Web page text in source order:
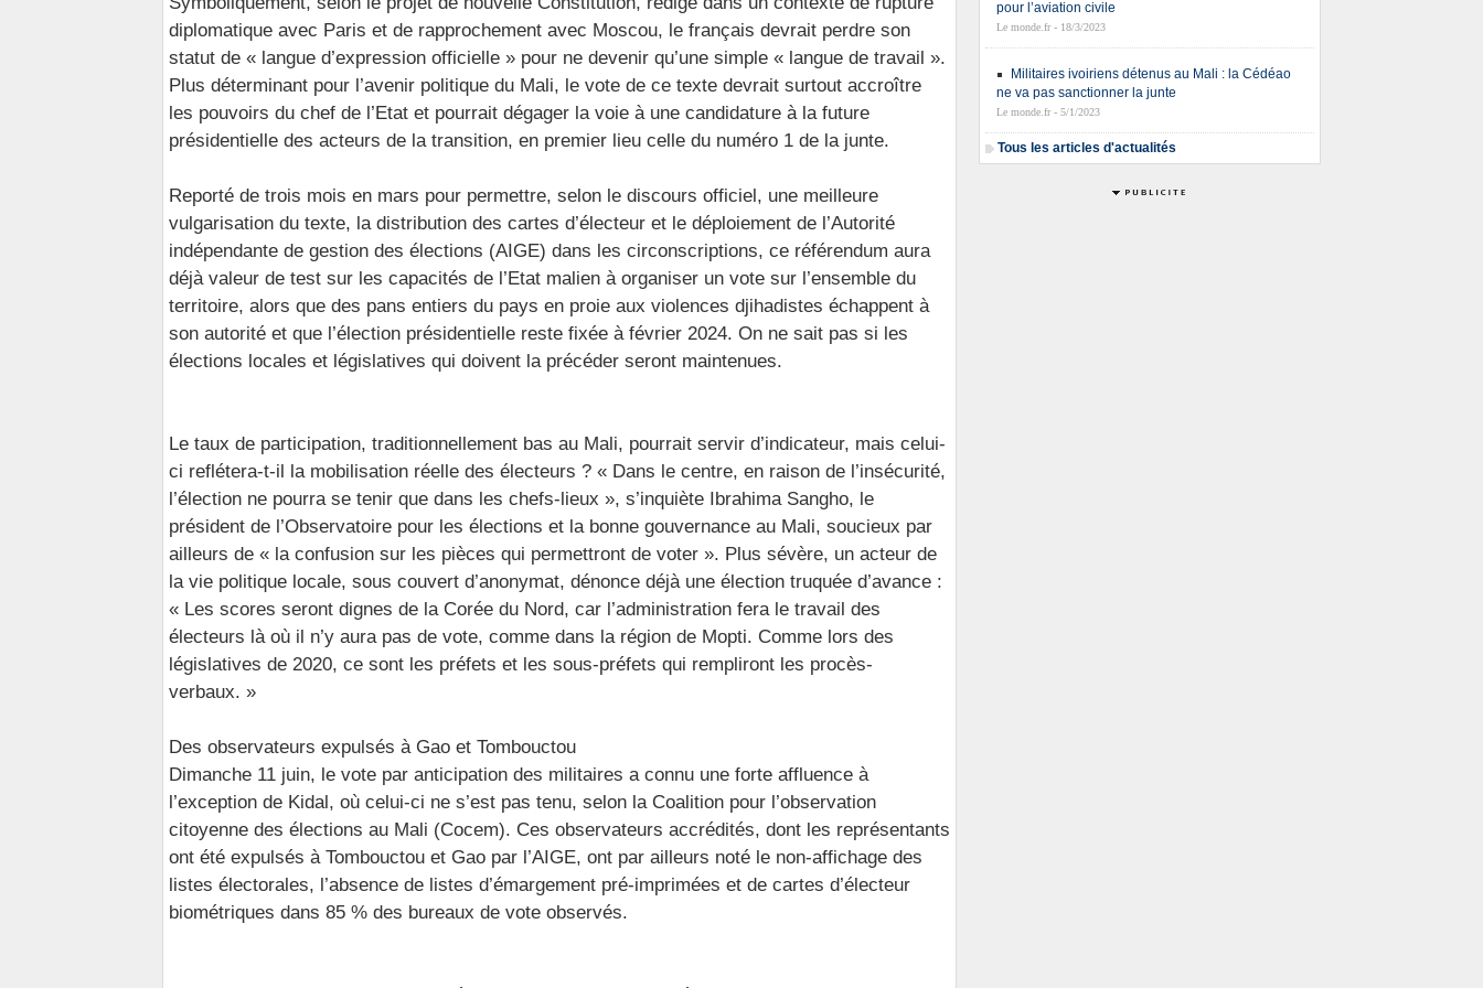
diplomatique avec Paris et de rapprochement avec Moscou, le français devrait perdre son
statut de « langue d’expression officielle » pour ne devenir qu’une simple « langue de travail ».
Plus déterminant pour l’avenir politique du Mali, le vote de ce texte devrait surtout accroître
les pouvoirs du chef de l’Etat et pourrait dégager la voie à une candidature à la future
présidentielle des acteurs de la transition, en premier lieu celle du numéro 1 de la junte.
Reporté de trois mois en mars pour permettre, selon le discours officiel, une meilleure
vulgarisation du texte, la distribution des cartes d’électeur et le déploiement de l’Autorité
indépendante de gestion des élections (AIGE) dans les circonscriptions, ce référendum aura
déjà valeur de test sur les capacités de l’Etat malien à organiser un vote sur l’ensemble du
territoire, alors que des pans entiers du pays en proie aux violences djihadistes échappent à
son autorité et que l’élection présidentielle reste fixée à février 2024. On ne sait pas si les
élections locales et législatives qui doivent la précéder seront maintenues.
Le taux de participation, traditionnellement bas au Mali, pourrait servir d’indicateur, mais celui-
ci reflétera-t-il la mobilisation réelle des électeurs ? « Dans le centre, en raison de l’insécurité,
l’élection ne pourra se tenir que dans les chefs-lieux », s’inquiète Ibrahima Sangho, le
président de l’Observatoire pour les élections et la bonne gouvernance au Mali, soucieux par
ailleurs de « la confusion sur les pièces qui permettront de voter ». Plus sévère, un acteur de
la vie politique locale, sous couvert d’anonymat, dénonce déjà une élection truquée d’avance :
« Les scores seront dignes de la Corée du Nord, car l’administration fera le travail des
électeurs là où il n’y aura pas de vote, comme dans la région de Mopti. Comme lors des
législatives de 2020, ce sont les préfets et les sous-préfets qui rempliront les procès-
verbaux. »
Des observateurs expulsés à Gao et Tombouctou
Dimanche 11 juin, le vote par anticipation des militaires a connu une forte affluence à
l’exception de Kidal, où celui-ci ne s’est pas tenu, selon la Coalition pour l’observation
citoyenne des élections au Mali (Cocem). Ces observateurs accrédités, dont les représentants
ont été expulsés à Tombouctou et Gao par l’AIGE, ont par ailleurs noté le non-affichage des
listes électorales, l’absence de listes d’émargement pré-imprimées et de cartes d’électeur
biométriques dans 85 % des bureaux de vote observés.
pour l’aviation civile
Le monde.fr - 18/3/2023
Militaires ivoiriens détenus au Mali : la Cédéao
ne va pas sanctionner la junte
Le monde.fr - 5/1/2023
Tous les articles d'actualités